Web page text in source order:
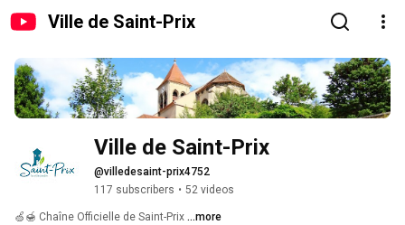
Ville de Saint-Prix
Ville de Saint-Prix
@villedesaint-prix4752
117 subscribers • 52 videos
🍏🍯 Chaîne Officielle de Saint-Prix ...more